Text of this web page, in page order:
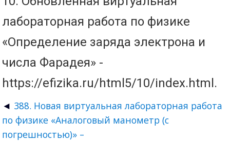
лабораторная работа по физике
«Определение заряда электрона и
числа Фарадея» -
https://efizika.ru/html5/10/index.html.
388. Новая виртуальная лабораторная работа
по физике «Аналоговый манометр (с
погрешностью)» –